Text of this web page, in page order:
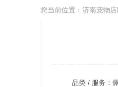
您当前位置： 济南宠物
品类 / 服务：